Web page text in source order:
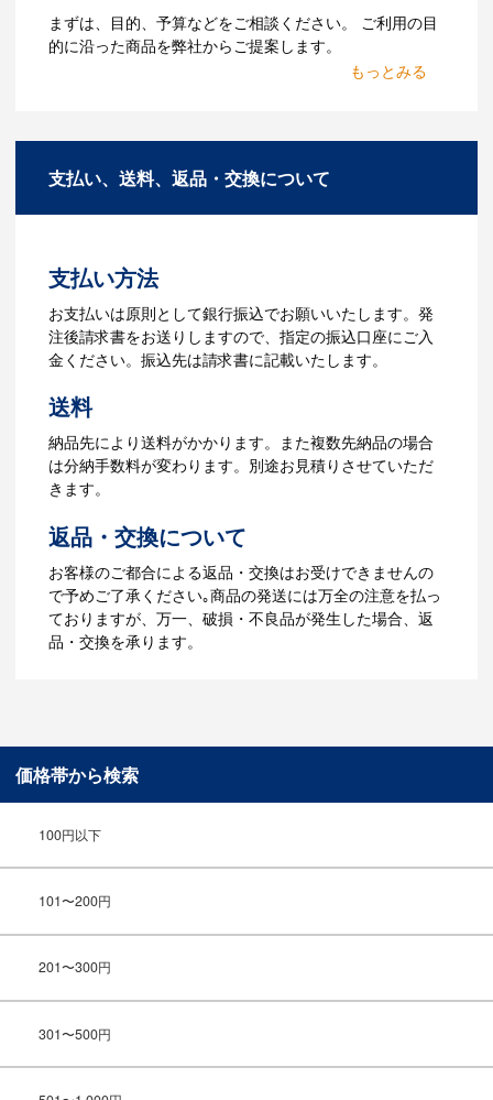
Q：ウェブサイトに掲載され
ていないオリジナルのノベル
タマイズが可能です。お気軽にご相談く
まずは、目的、予算などをご相談ください。 ご利用の目
的に沿った商品を弊社からご提案します。
お見積を弊社からお出しします。
3.発注・データ入稿
ら、ご注文書をお送りします。
【名入れをする場合】名入れに必要なデ
ータをご入稿頂き、名入れイメージをデ
ータでご確認いただきます。
4.納品
【名入れをする場合】データのご入稿後
３週間程度で納品となります。
【名入れなしの場合】在庫がある場合、3
～5営業日程度で納品となります。
ご利用ガイドをもっとみる
支払い、送料、返品・交換について
支払い方法
お支払いは原則として銀行振込でお願いいたします。発
注後請求書をお送りしますので、指定の振込口座にご入
金ください。振込先は請求書に記載いたします。
送料
納品先により送料がかかります。また複数先納品の場合
は分納手数料が変わります。別途お見積りさせていただ
きます。
返品・交換について
お客様のご都合による返品・交換はお受けできませんの
で予めご了承ください｡商品の発送には万全の注意を払っ
ておりますが、万一、破損・不良品が発生した場合、返
品・交換を承ります。
価格帯から検索
100円以下
101〜200円
201〜300円
301〜500円